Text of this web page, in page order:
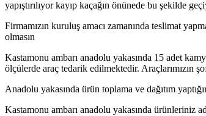
yapıştırılıyor kayıp kaçağın önünede bu şekilde
Firmamızın kuruluş amacı zamanında teslimat
olmasın
Kastamonu ambarı anadolu yakasında 15 adet
ölçülerde araç tedarik edilmektedir. Araçlarımızın
Anadolu yakasında ürün toplama ve dağıtım
Kastamonu ambarı anadolu yakasında ürünleriniz